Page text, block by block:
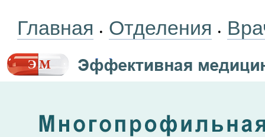
Главная • Отделения •